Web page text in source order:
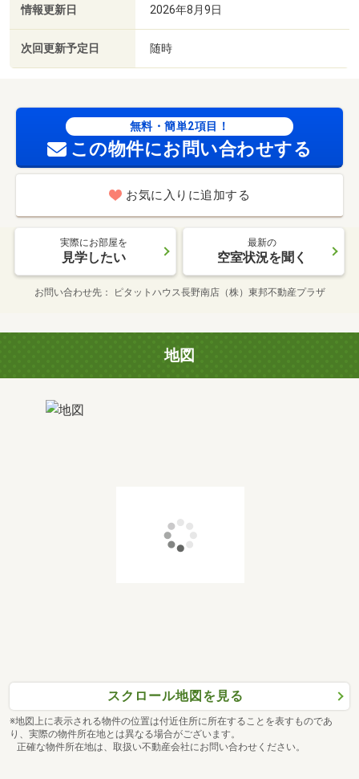
情報更新日 2026年8月9日
次回更新予定日 随時
無料・簡単2項目！
この物件にお問い合わせする
お気に入りに追加する
実際にお部屋を
見学したい
最新の
空室状況を聞く
お問い合わせ先 ピタットハウス長野南店（株）東邦不動産プラザ
地図
スクロール地図を見る
※地図上に表示される物件の位置は付近住所に所在することを表すものであ
り、実際の物件所在地とは異なる場合がございます。
正確な物件所在地は、取扱い不動産会社にお問い合わせください。